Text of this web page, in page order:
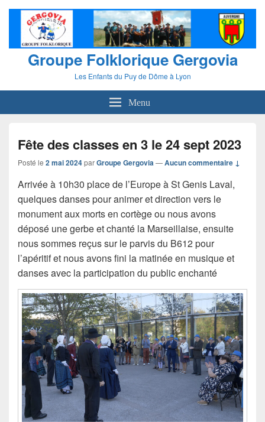
Groupe Folklorique Gergovia
Les Enfants du Puy de Dôme à Lyon
Menu
Fête des classes en 3 le 24 sept 2023
Posté le 2 mai 2024parGroupe Gergovia—Aucun commentaire ↓
Arrivée à 10h30 place de l’Europe à St Genis Laval,
quelques danses pour animer et direction vers le
monument aux morts en cortège ou nous avons
déposé une gerbe et chanté la Marseillaise, ensuite
nous sommes reçus sur le parvis du B612 pour
l’apéritif et nous avons fini la matinée en musique et
danses avec la participation du public enchanté